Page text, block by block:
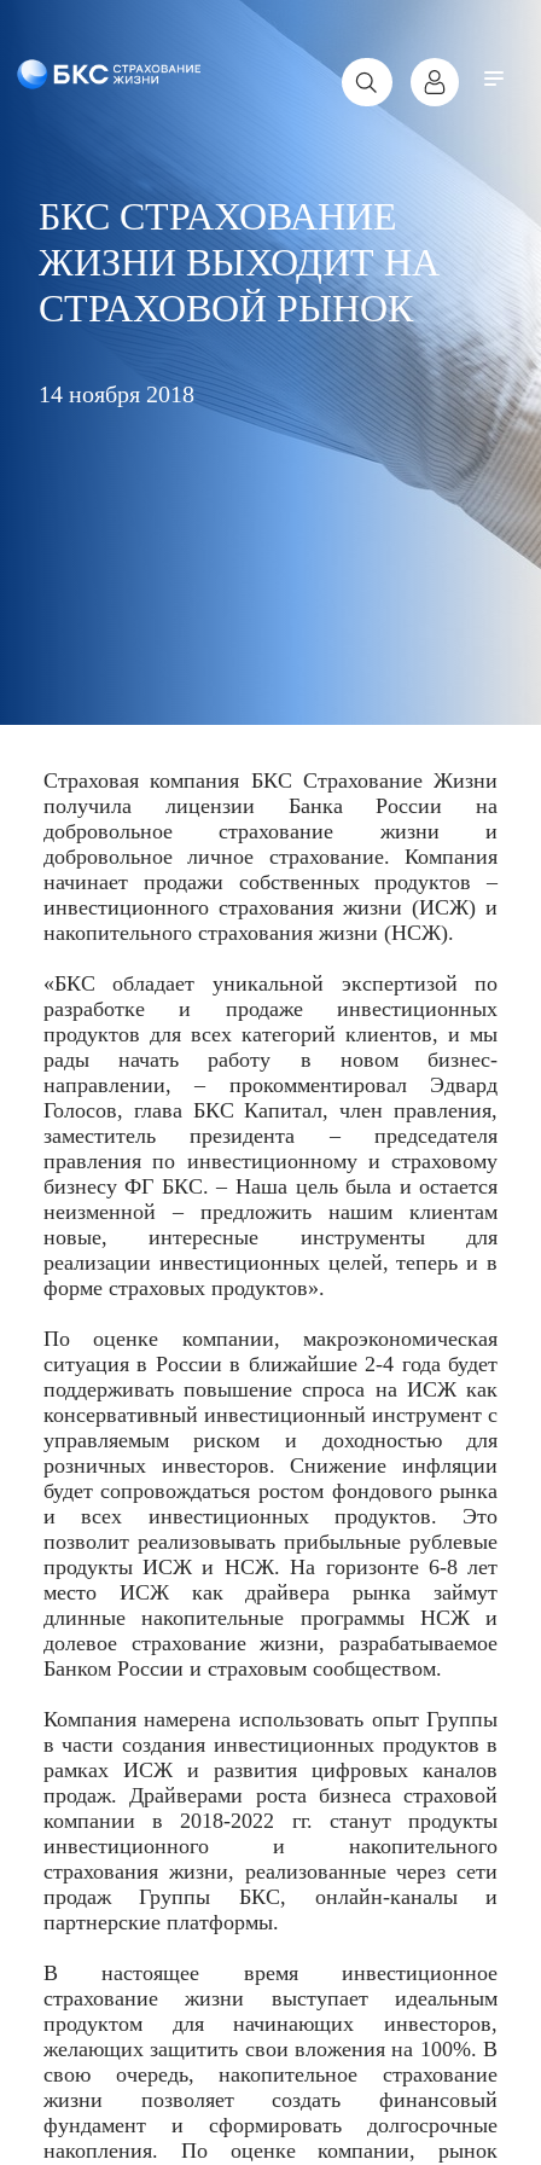
БКС СТРАХОВАНИЕ
ЖИЗНИ ВЫХОДИТ НА
СТРАХОВОЙ РЫНОК
14 ноября 2018
Страховая компания БКС Страхование Жизни
получила лицензии Банка России на
добровольное страхование жизни и
добровольное личное страхование. Компания
начинает продажи собственных продуктов –
инвестиционного страхования жизни (ИСЖ) и
накопительного страхования жизни (НСЖ).
«БКС обладает уникальной экспертизой по
разработке и продаже инвестиционных
продуктов для всех категорий клиентов, и мы
рады начать работу в новом бизнес-
направлении, – прокомментировал Эдвард
Голосов, глава БКС Капитал, член правления,
заместитель президента – председателя
правления по инвестиционному и страховому
бизнесу ФГ БКС. – Наша цель была и остается
неизменной – предложить нашим клиентам
новые, интересные инструменты для
реализации инвестиционных целей, теперь и в
форме страховых продуктов».
По оценке компании, макроэкономическая
ситуация в России в ближайшие 2-4 года будет
поддерживать повышение спроса на ИСЖ как
консервативный инвестиционный инструмент с
управляемым риском и доходностью для
розничных инвесторов. Снижение инфляции
будет сопровождаться ростом фондового рынка
и всех инвестиционных продуктов. Это
позволит реализовывать прибыльные рублевые
продукты ИСЖ и НСЖ. На горизонте 6-8 лет
место ИСЖ как драйвера рынка займут
длинные накопительные программы НСЖ и
долевое страхование жизни, разрабатываемое
Банком России и страховым сообществом.
Компания намерена использовать опыт Группы
в части создания инвестиционных продуктов в
рамках ИСЖ и развития цифровых каналов
продаж. Драйверами роста бизнеса страховой
компании в 2018-2022 гг. станут продукты
инвестиционного и накопительного
страхования жизни, реализованные через сети
продаж Группы БКС, онлайн-каналы и
партнерские платформы.
В настоящее время инвестиционное
страхование жизни выступает идеальным
продуктом для начинающих инвесторов,
желающих защитить свои вложения на 100%. В
свою очередь, накопительное страхование
жизни позволяет создать финансовый
фундамент и сформировать долгосрочные
накопления. По оценке компании, рынок